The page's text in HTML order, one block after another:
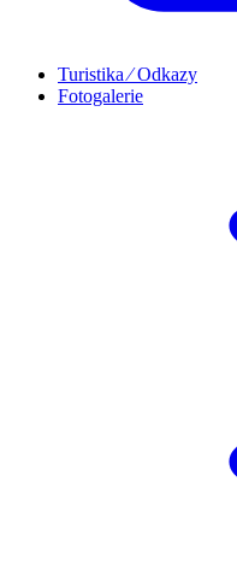
Turistika ⁄ Odkazy
Fotogalerie